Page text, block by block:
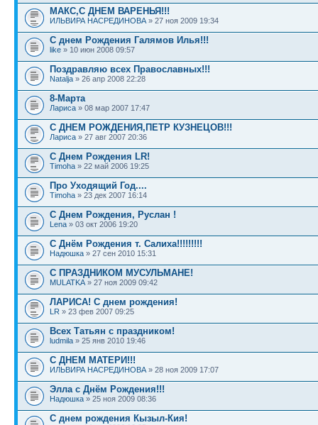
МАКС,С ДНЕМ ВАРЕНЬЯ!!!
ИЛЬВИРА НАСРЕДИНОВА » 27 ноя 2009 19:34
С днем Рождения Галямов Илья!!!
like » 10 июн 2008 09:57
Поздравляю всех Православных!!!
Natalja » 26 апр 2008 22:28
8-Марта
Лариса » 08 мар 2007 17:47
С ДНЕМ РОЖДЕНИЯ,ПЕТР КУЗНЕЦОВ!!!
Лариса » 27 авг 2007 20:36
С Днем Рождения LR!
Timoha » 22 май 2006 19:25
Про Уходящий Год....
Timoha » 23 дек 2007 16:14
С Днем Рождения, Руслан !
Lena » 03 окт 2006 19:20
С Днём Рождения т. Салиха!!!!!!!!!
Надюшка » 27 сен 2010 15:31
С ПРАЗДНИКОМ МУСУЛЬМАНЕ!
MULATKA » 27 ноя 2009 09:42
ЛАРИСА! С днем рождения!
LR » 23 фев 2007 09:25
Всех Татьян с праздником!
ludmila » 25 янв 2010 19:46
С ДНЕМ МАТЕРИ!!!
ИЛЬВИРА НАСРЕДИНОВА » 28 ноя 2009 17:07
Элла с Днём Рождения!!!
Надюшка » 25 ноя 2009 08:36
С днем рождения Кызыл-Кия!